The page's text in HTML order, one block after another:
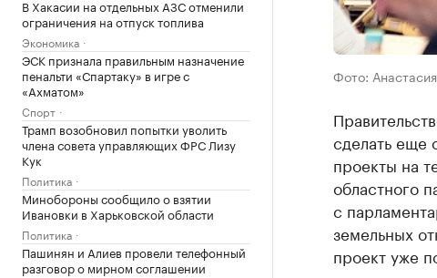
В Хакасии на отдельных АЗС отменили
ограничения на отпуск топлива
Экономика
ЭСК признала правильным назначение
пенальти «Спартаку» в игре с
«Ахматом»
Спорт
Трамп возобновил попытки уволить
члена совета управляющих ФРС Лизу
Кук
Политика
Минобороны сообщило о взятии
Ивановки в Харьковской области
Политика
Пашинян и Алиев провели телефонный
разговор о мирном соглашении
Фото:
сделать еще
проекты на
областного
с
земельных
проект уже